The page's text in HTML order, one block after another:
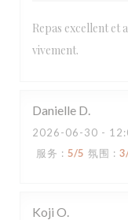
Repas excellent et
vivement.
Danielle D
2026-06-30 -
服务 : 5/5 氛围 : 3
Koji O